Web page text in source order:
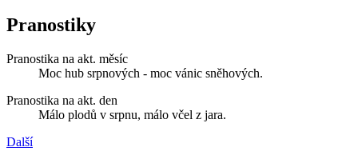
Pranostiky
Pranostika na akt. měsíc
Moc hub srpnových - moc vánic sněhových.
Pranostika na akt. den
Málo plodů v srpnu, málo včel z jara.
Další